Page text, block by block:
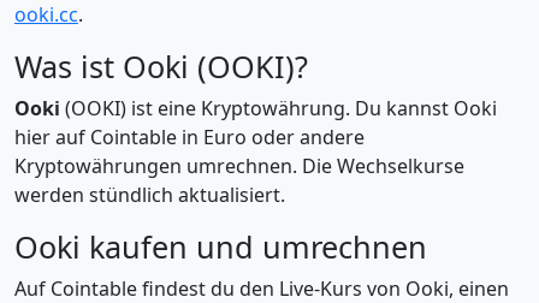
ooki.cc.
Was ist Ooki (OOKI)?
Ooki (OOKI) ist eine Kryptowährung. Du kannst Ooki
hier auf Cointable in Euro oder andere
Kryptowährungen umrechnen. Die Wechselkurse
werden stündlich aktualisiert.
Ooki kaufen und umrechnen
Auf Cointable findest du den Live-Kurs von Ooki, einen